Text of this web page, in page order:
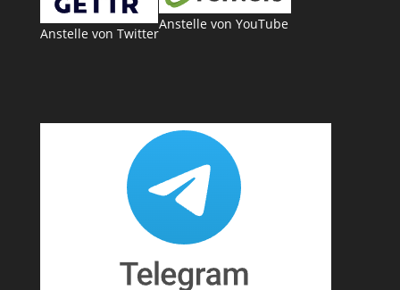
Anstelle von Twitter
Anstelle von YouTube